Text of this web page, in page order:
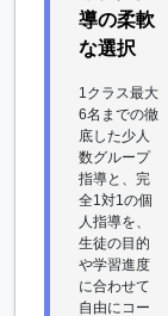
導の柔軟
な選択
1クラス最大
6名までの徹
底した少人
数グループ
指導と、完
全1対1の個
人指導を、
生徒の目的
や学習進度
に合わせて
自由にコー